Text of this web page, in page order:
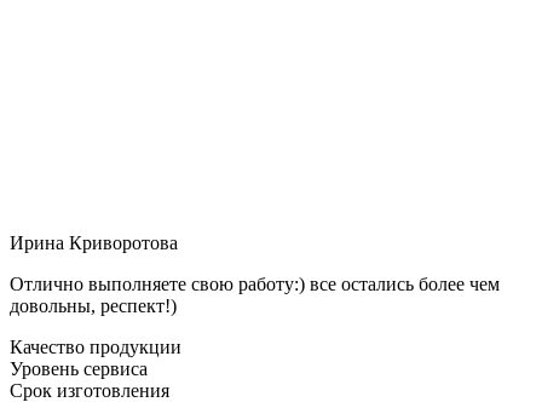
Ирина Криворотова
Отлично выполняете свою работу:) все остались более чем
довольны, респект!)
Качество продукции
Уровень сервиса
Срок изготовления